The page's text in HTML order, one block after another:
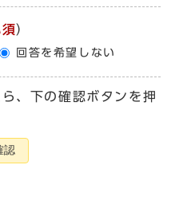
）
回答を希望しない
、下の確認ボタンを押
認